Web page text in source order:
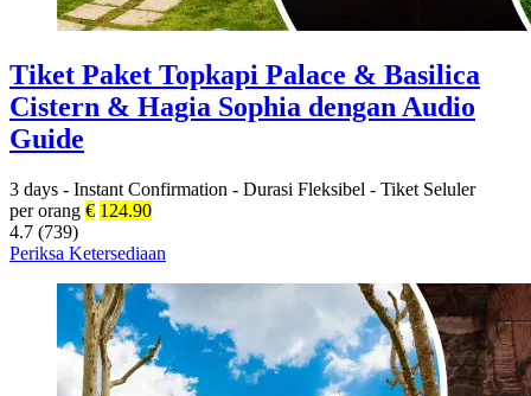
Tiket Paket Topkapi Palace & Basilica
Cistern & Hagia Sophia dengan Audio
Guide
3 days - Instant Confirmation - Durasi Fleksibel - Tiket Seluler
per orang € 124.90
4.7 (739)
Periksa Ketersediaan